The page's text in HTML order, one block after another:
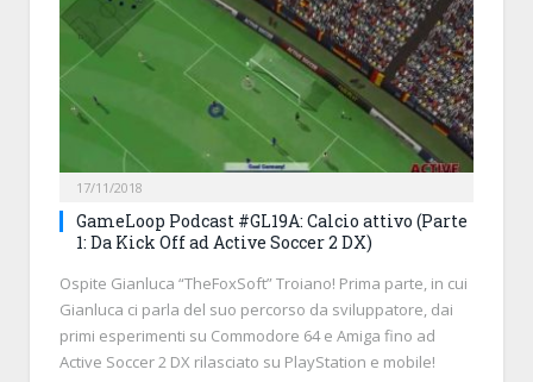
17/11/2018
GameLoop Podcast #GL19A: Calcio attivo (Parte
1: Da Kick Off ad Active Soccer 2 DX)
Ospite Gianluca “TheFoxSoft” Troiano! Prima parte, in cui
Gianluca ci parla del suo percorso da sviluppatore, dai
primi esperimenti su Commodore 64 e Amiga fino ad
Active Soccer 2 DX rilasciato su PlayStation e mobile!